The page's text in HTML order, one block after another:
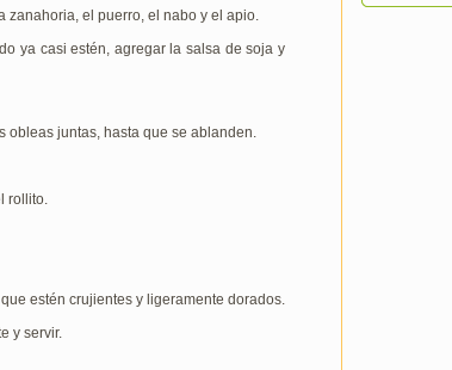
zanahoria, el puerro, el nabo y el apio.
ya casi estén, agregar la salsa de soja y
obleas juntas, hasta que se ablanden.
rollito.
estén crujientes y ligeramente dorados.
y servir.